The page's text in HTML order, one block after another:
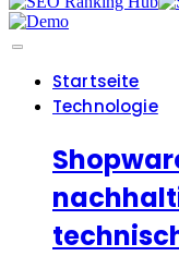
Startseite
Technologie